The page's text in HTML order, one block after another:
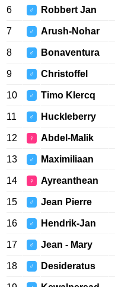
6 ♂ Robbert Jan
7 ♂ Arush-Nohar
8 ♂ Bonaventura
9 ♂ Christoffel
10 ♂ Timo Klercq
11 ♂ Huckleberry
12 ♀ Abdel-Malik
13 ♂ Maximiliaan
14 ♀ Ayreanthean
15 ♂ Jean Pierre
16 ♂ Hendrik-Jan
17 ♂ Jean - Mary
18 ♂ Desideratus